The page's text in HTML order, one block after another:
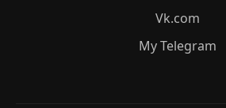
Vk.com
My Telegram